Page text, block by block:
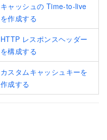
キャッシュの Time-to-live
を作成する
HTTP レスポンスヘッダー
を構成する
カスタムキャッシュキーを
作成する